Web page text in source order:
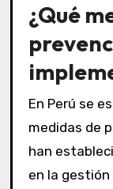
¿Qué
En Perú se
medidas de
han
en la gestión